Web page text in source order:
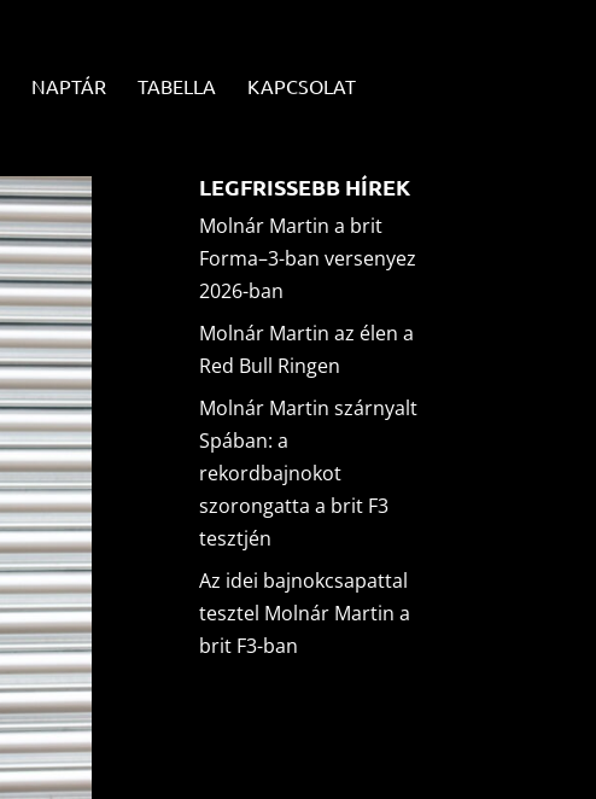
NAPTÁR TABELLA KAPCSOLAT
LEGFRISSEBB HÍREK
Molnár Martin a brit
Forma–3-ban versenyez
2026-ban
Molnár Martin az élen a
Red Bull Ringen
Molnár Martin szárnyalt
Spában: a
rekordbajnokot
szorongatta a brit F3
tesztjén
Az idei bajnokcsapattal
tesztel Molnár Martin a
brit F3-ban